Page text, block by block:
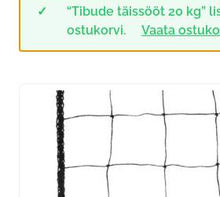
“Tibude täissööt 20 kg”
ostukorvi.
Vaata